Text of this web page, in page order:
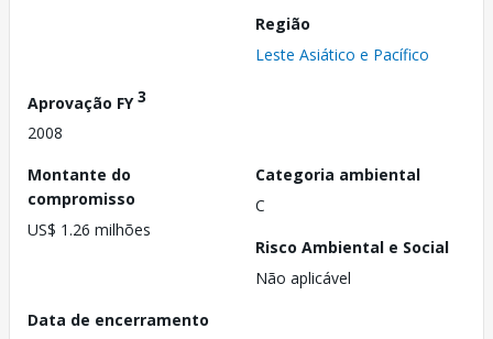
Região
Leste Asiático e Pacífico
Aprovação FY3
2008
Montante do
compromisso
US$ 1.26 milhões
Categoria ambiental
C
Risco Ambiental e Social
Não aplicável
Data de encerramento